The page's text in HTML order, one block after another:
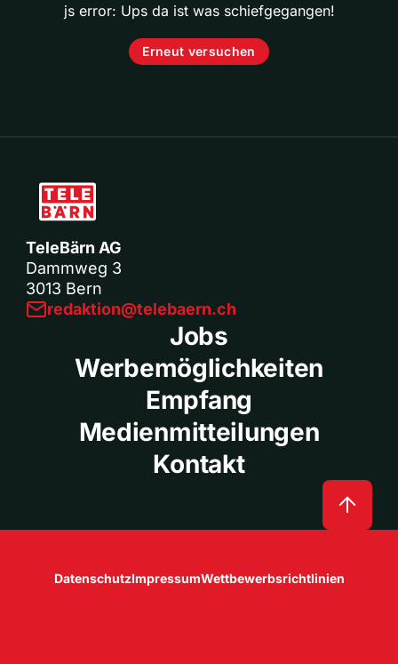
js error: Ups da ist was schiefgegangen!
Erneut versuchen
TeleBärn AG
Dammweg 3
3013 Bern
redaktion@telebaern.ch
Jobs
Werbemöglichkeiten
Empfang
Medienmitteilungen
Kontakt
DatenschutzImpressumWettbewerbsrichtlinien